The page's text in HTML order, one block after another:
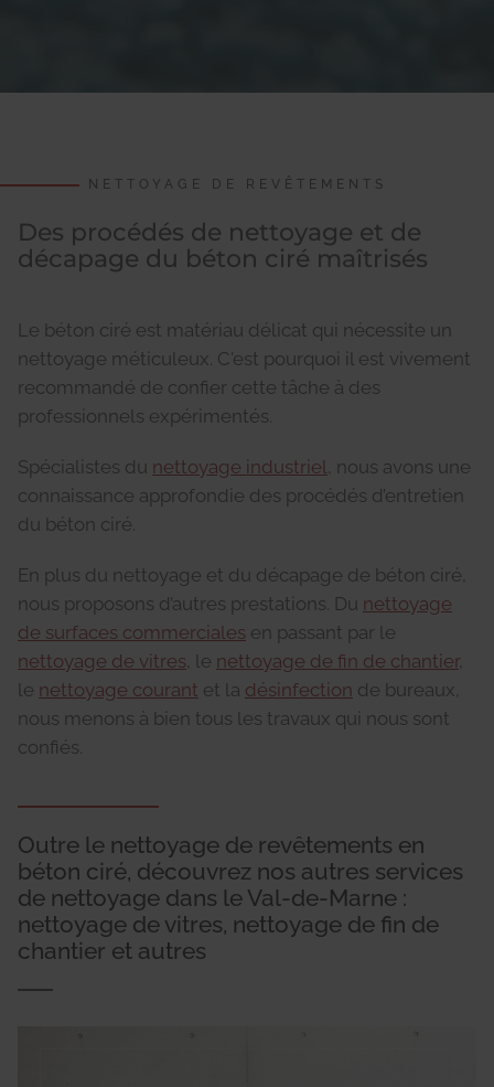
NETTOYAGE DE REVÊTEMENTS
Des procédés de nettoyage et de
décapage du béton ciré maîtrisés
Le béton ciré est matériau délicat qui nécessite un
nettoyage méticuleux. C'est pourquoi il est vivement
recommandé de confier cette tâche à des
professionnels expérimentés.
Spécialistes du nettoyage industriel , nous avons une
connaissance approfondie des procédés d’entretien
du béton ciré.
En plus du nettoyage et du décapage de béton ciré,
nous proposons d’autres prestations. Du nettoyage
de surfaces commerciales en passant par le
nettoyage de vitres , le nettoyage de fin de chantier,
le nettoyage courant et la désinfection de bureaux,
nous menons à bien tous les travaux qui nous sont
confiés.
Outre le nettoyage de revêtements en
béton ciré, découvrez nos autres services
de nettoyage dans le Val-de-Marne :
nettoyage de vitres, nettoyage de fin de
chantier et autres